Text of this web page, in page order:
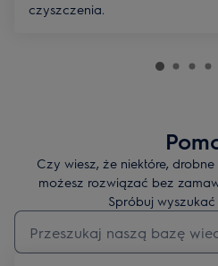
czyszczenia.
Czy wiesz, że niektóre,
możesz rozwiązać bez
Spróbuj
Wpisz, aby wyszukać artykuł